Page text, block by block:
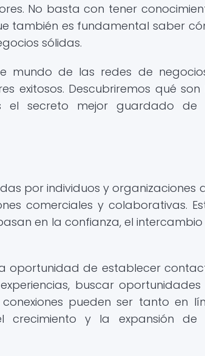
No basta con tener
también es fundamental saber
sólidas.
mundo de las redes de
exitosos. Descubriremos qué son
el secreto mejor guardado de
por individuos y organizaciones
comerciales y colaborativas.
en la confianza, el
oportunidad de establecer
buscar
pueden ser tanto en
crecimiento y la expansión de